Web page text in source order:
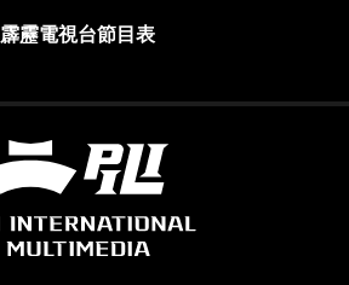
霹靂電視台節目表
霹靂國際多媒體股份有限公司 PILI